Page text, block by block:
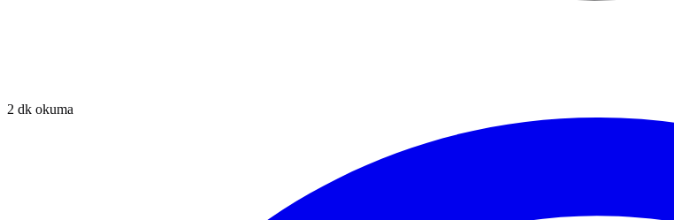
2 dk okuma